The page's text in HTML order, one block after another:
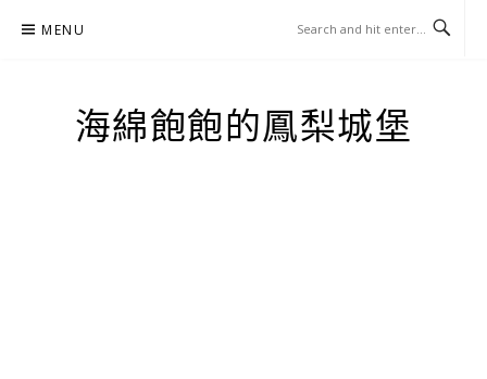
MENU
海綿飽飽的鳳梨城堡